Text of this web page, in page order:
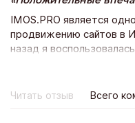
IMOS.PRO является
продвижению сайтов в
назад я
Сайт стал оживленным,
активных участников
Читать отзыв
Всего